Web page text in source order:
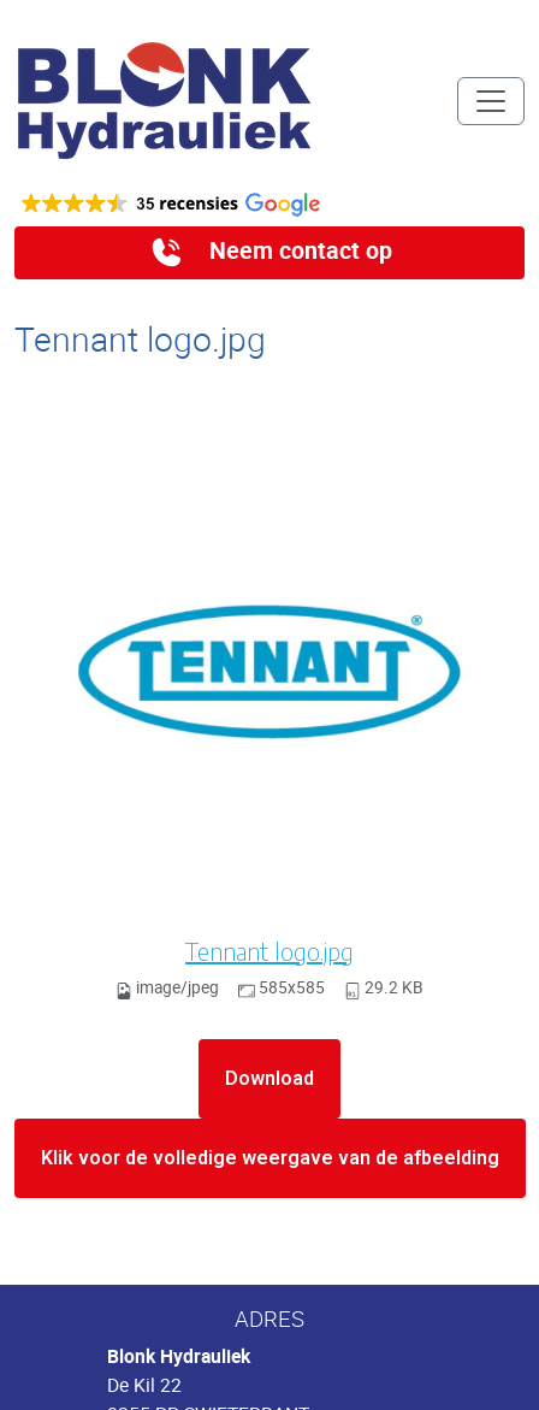
Neem contact op
Tennant logo.jpg
Tennant logo.jpg
image/jpeg 585x585 29.2 KB
Download
Klik voor de volledige weergave van de afbeelding
ADRES
Blonk Hydrauliek
De Kil 22